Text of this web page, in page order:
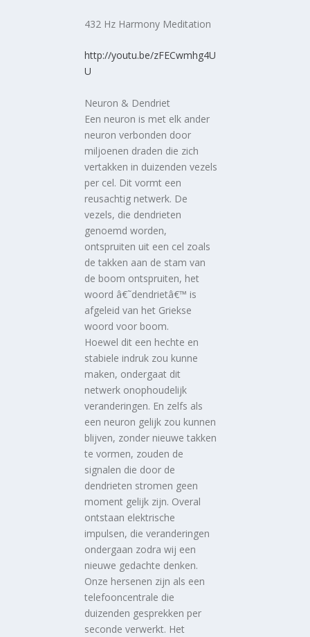
432 Hz Harmony Meditation
http://youtu.be/zFECwmhg4U
U
Neuron & Dendriet
Een neuron is met elk ander
neuron verbonden door
miljoenen draden die zich
vertakken in duizenden vezels
per cel. Dit vormt een
reusachtig netwerk. De
vezels, die dendrieten
genoemd worden,
ontspruiten uit een cel zoals
de takken aan de stam van
de boom ontspruiten, het
woord â€˜dendrietâ€™ is
afgeleid van het Griekse
woord voor boom.
Hoewel dit een hechte en
stabiele indruk zou kunne
maken, ondergaat dit
netwerk onophoudelijk
veranderingen. En zelfs als
een neuron gelijk zou kunnen
blijven, zonder nieuwe takken
te vormen, zouden de
signalen die door de
dendrieten stromen geen
moment gelijk zijn. Overal
ontstaan elektrische
impulsen, die veranderingen
ondergaan zodra wij een
nieuwe gedachte denken.
Onze hersenen zijn als een
telefooncentrale die
duizenden gesprekken per
seconde verwerkt. Het